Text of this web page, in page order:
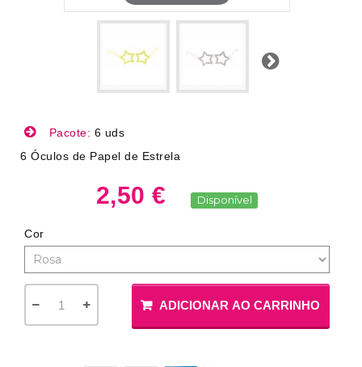
Próximo
Pacote: 6 uds
6 Óculos de Papel de Estrela
2,50 € Disponível
Cor
ADICIONAR AO CARRINHO